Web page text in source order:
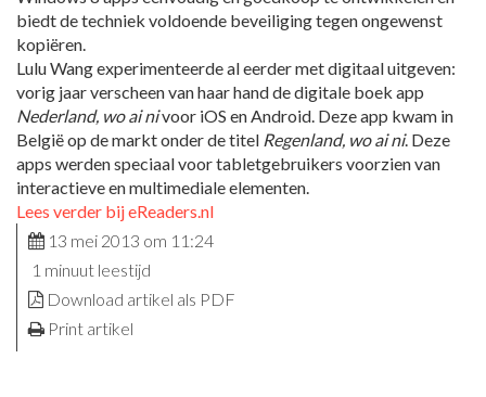
biedt de techniek voldoende beveiliging tegen ongewenst
kopiëren.
Lulu Wang experimenteerde al eerder met digitaal uitgeven:
vorig jaar verscheen van haar hand de digitale boek app
Nederland, wo ai nivoor iOS en Android. Deze app kwam in
België op de markt onder de titel Regenland, wo ai ni. Deze
apps werden speciaal voor tabletgebruikers voorzien van
interactieve en multimediale elementen.
Lees verder bij eReaders.nl
13 mei 2013 om 11:24
1 minuut leestijd
Download artikel als PDF
Print artikel